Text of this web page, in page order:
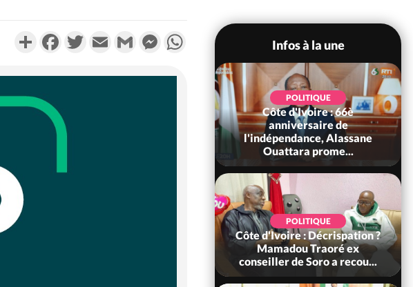
PartagerFacebookTwitterEmail Gmail MessengerWhatsApp
Infos à la une
l'indépendance, Alassane
SOCIÉTÉ
Côte d'Ivoire : Fin du rachat
des 100 000 tonnes de cacao,
le SYNARFA-CI co...
POLITIQUE
Côte d'Ivoire : Violences
tragiques à Kossandji (Mé)
ayant fait 03 morts, A...